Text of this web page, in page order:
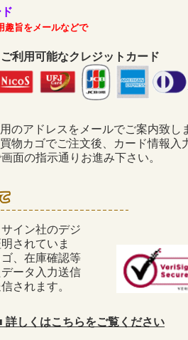
趣旨をメールなどで
ご利用可能なクレジットカード
のアドレスをメールでご案内致し
物カゴでご注文後、カード情報入
面の指示通りお進み下さい。
イン社のデジ
されていま
、在庫確認等
ータ入力送信
されます。
詳しくはこちらをご覧ください